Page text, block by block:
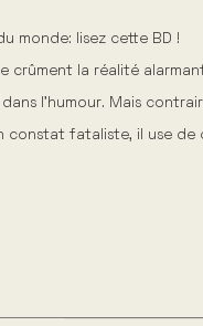
monde: lisez cette BD !
crûment la réalité
l’humour. Mais
constat fataliste, il use